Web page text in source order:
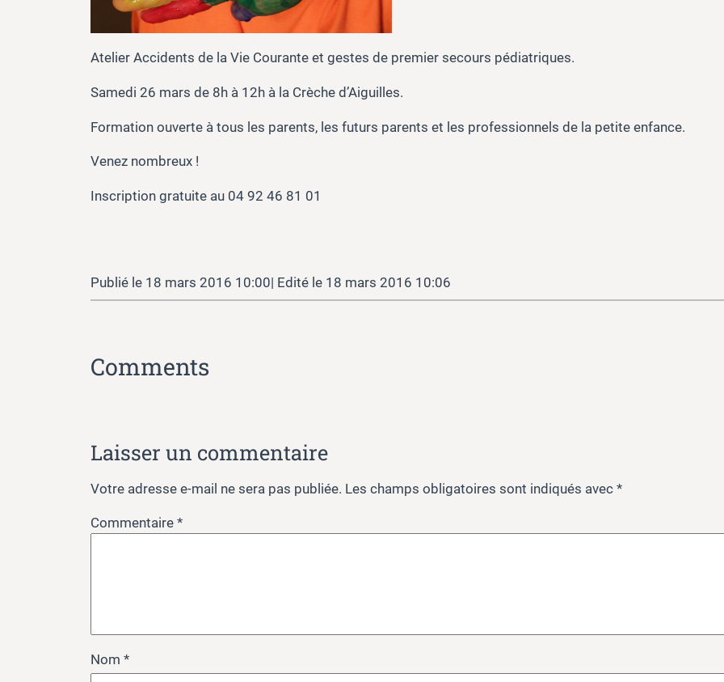
Atelier Accidents de la Vie Courante et gestes de premier secours pédiatriques.
Samedi 26 mars de 8h à 12h à la Crèche d’Aiguilles.
Formation ouverte à tous les parents, les futurs parents et les professionnels de la petite enfance.
Venez nombreux !
Inscription gratuite au 04 92 46 81 01
18 mars 2016 10:00 18 mars 2016 10:06
Comments
Laisser un commentaire
Votre adresse e-mail ne sera pas publiée. Les champs obligatoires sont indiqués avec *
Commentaire *
Nom *